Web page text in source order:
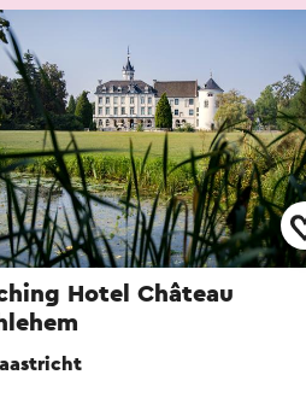
Hotel Château